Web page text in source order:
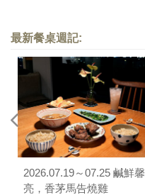
最新餐桌週記:
2026.07.19～07.25 鹹鮮馨
亮，香茅馬告燒雞